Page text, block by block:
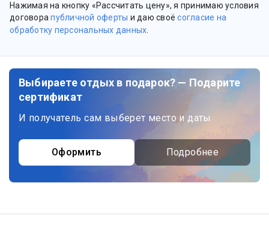
Нажимая на кнопку «Рассчитать цену», я принимаю условия
договорапубличной оферты и даю своёсогласие на
обработку персональных данных
Выбираете отдых в подарок? — Подарите
сертификат
И получатель сам выберет место и даты
Оформить Подробнее